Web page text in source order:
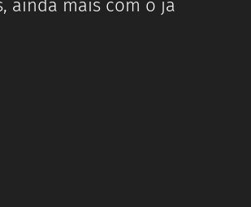
ainda mais com o já